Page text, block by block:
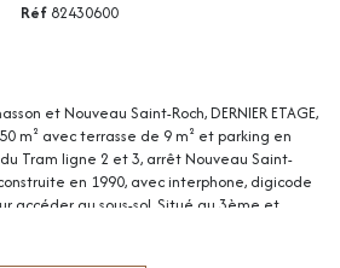
Réf 82430600
et Nouveau Saint-Roch, DERNIER ETAGE,
m² avec terrasse de 9 m² et parking en
Tram ligne 2 et 3, arrêt Nouveau Saint-
en 1990, avec interphone, digicode
accéder au sous-sol. Situé au 3ème et